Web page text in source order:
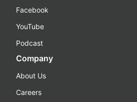
Facebook
YouTube
Podcast
Company
About Us
Careers